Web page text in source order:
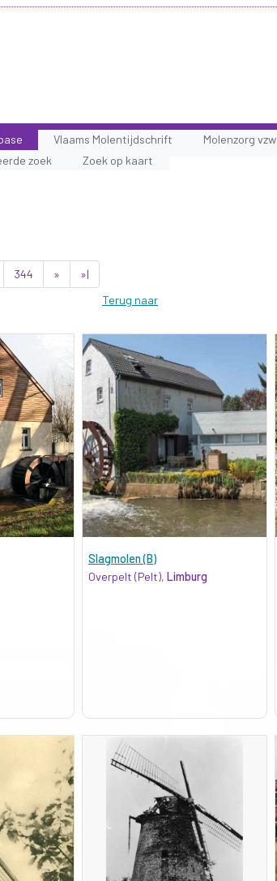
zoek Zoek op kaart
Vlaams Molentijdschrift Molenzorg vzw
344 »
»|
Terug naar
Slagmolen (B)
Overpelt (Pelt), Limburg